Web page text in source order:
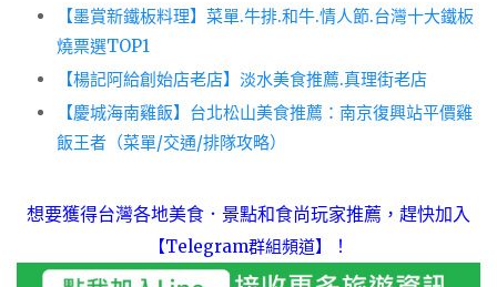
【墨賞新鐵板料理】菜單.牛排.和牛.情人節.台灣十大鐵板
燒票選TOP1
【楊記阿給創始店老店】淡水美食推薦.真理街老店
【慶城海南雞飯】台北松山美食推薦：南京復興站平價雞
飯王者（菜單/交通/排隊攻略）
想要獲得台灣各地美食．景點和食尚玩家推薦，趕快加入
【Telegram群組頻道】 ！